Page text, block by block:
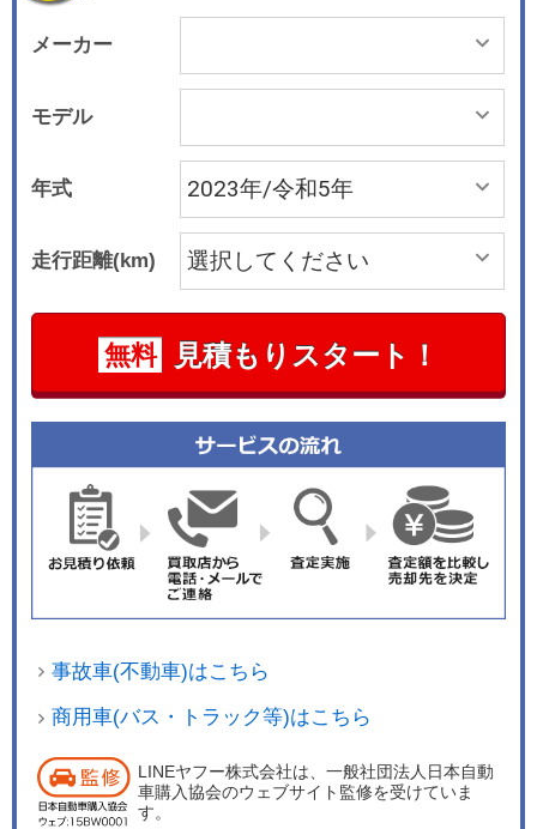
メーカー
モデル
年式
走行距離(km)
無料 見積もりスタート！
事故車(不動車)はこちら
商用車(バス・トラック等)はこちら
LINEヤフー株式会社は、一般社団法人日本自動
車購入協会のウェブサイト監修を受けていま
す。